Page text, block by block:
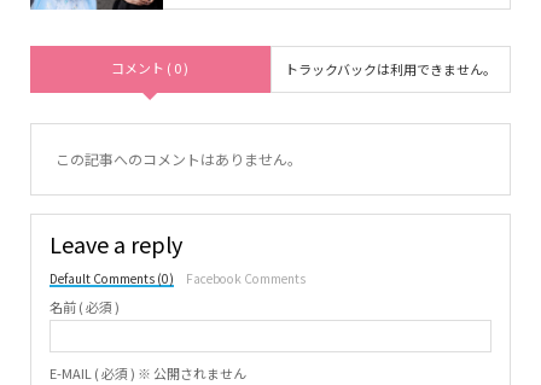
コメント ( 0 ) トラックバックは利用できません。
この記事へのコメントはありません。
Leave a reply
Default Comments (0) Facebook Comments
名前 ( 必須 )
E-MAIL ( 必須 ) ※ 公開されません